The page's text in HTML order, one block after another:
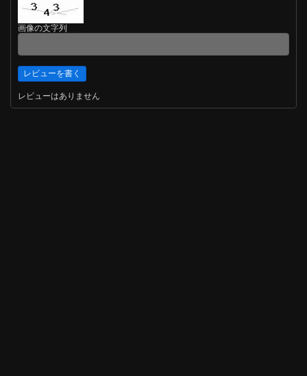
画像の文字列
レビューはありません